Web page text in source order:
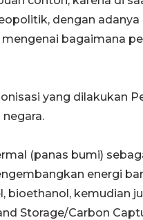
dengan
bagaimana
yang dilakukan
(panas bumi)
energi
bioethanol, kemudian
Storage/Carbon